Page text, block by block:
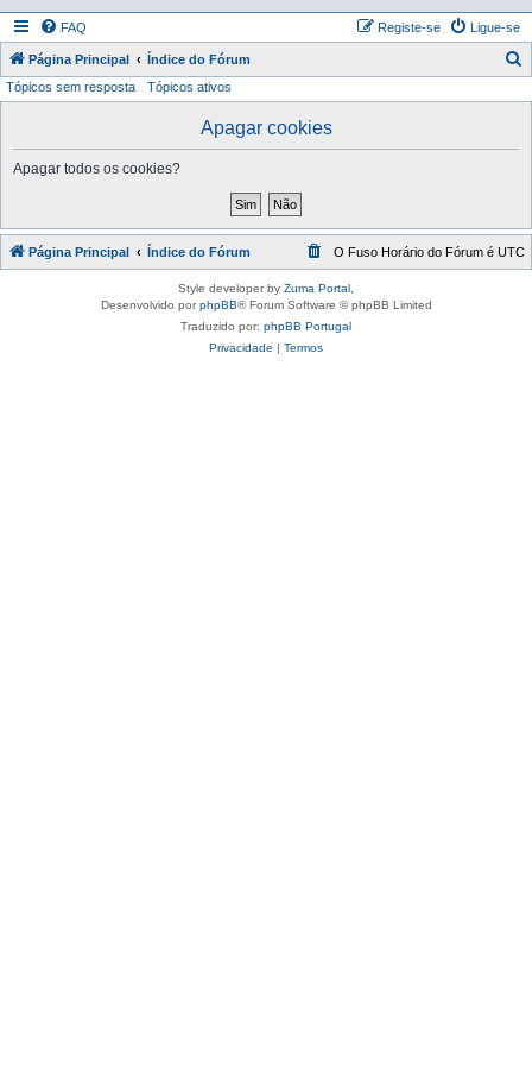
FAQ Ligue-se
Registe-se
Página Principal Índice do Fórum
s
a
Tópicos sem resposta Tópicos ativos
Apagar cookies
Apagar todos os cookies?
Página Principal Índice do Fórum O Fuso Horário do Fórum é UTC
Style developer by Zuma Portal
Desenvolvido porphpBB® Forum Software © phpBB Limited
Traduzido por: phpBB Portugal
Privacidade | Termos